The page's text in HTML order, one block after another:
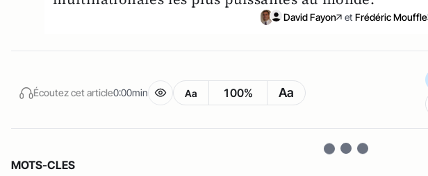
David Fayon et Frédéric Mouffle
Écoutez cet article0:00min Aa 100% Aa
MOTS-CLES